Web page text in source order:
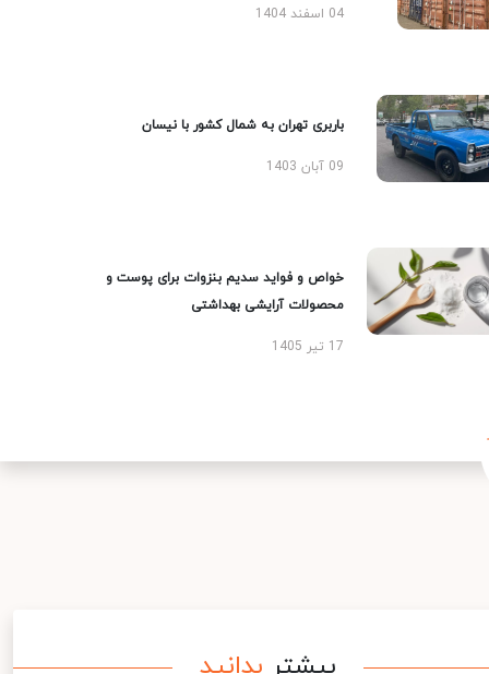
04 اسفند 1404
باربری تهران به شمال کشور با نیسان
09 آبان 1403
خواص و فواید سدیم بنزوات برای پوست و
محصولات آرایشی بهداشتی
17 تیر 1405